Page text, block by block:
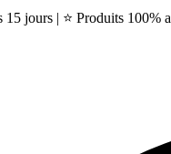
jours | ⭐ Produits